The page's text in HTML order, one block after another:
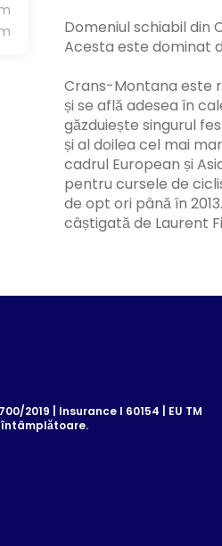
Domeniul schiabil din
Acesta este dominat
Crans-Montana este
și se află adesea în
găzduiește singurul
și al doilea cel mai
cadrul European și
pentru cursele de
de opt ori până în
câștigată de Laurent
2019 | Insurance I 60154 | EU TM
întâmplătoare.